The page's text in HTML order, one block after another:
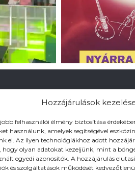
Hozzájárulások
felhasználói élmény biztosítása
használunk, amelyek segítségével
el. Az ilyen technológiákhoz adott
olyan adatokat kezeljünk, mint a
egyedi azonosítók. A hozzájárulás
és szolgáltatások működését